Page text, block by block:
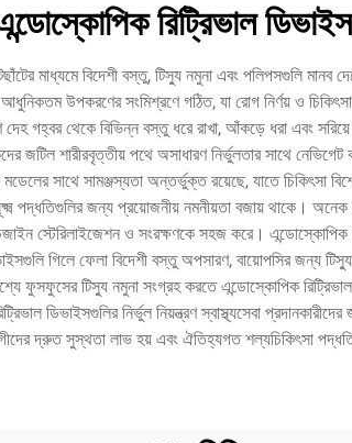
রিট্রিভাল ডিভাইস
মাধ্যমে বিদেশী বস্তু, টিস্যু নমুনা এবং পলিপসগুলি
উপকরণের সংমিশ্রণে গঠিত, যা রোগ নির্ণয় ও
দেহ গহ্বর থেকে বিভিন্ন বস্তু ধরে রাখা, আঁকড়ে ধরা এবং
জটিল শারীরবৃত্তীয় পথে অসাধারণ নির্ভুলতার সাথে
সাথে সামঞ্জস্যতা অন্তর্ভুক্ত রয়েছে, যাতে চিকিৎসা
পদ্ধতিগুলির জন্য প্রয়োজনীয় নমনীয়তা বজায় থাকে। অনেক
স্টেরিলাইজেশন ও সংরক্ষণকে সহজ করে।
গিলে ফেলা বিদেশী বস্তু অপসারণ, বায়োপসির
ফুসফুসের টিস্যু নমুনা সংগ্রহ করতে এন্ডোস্কোপিক
নির্ভুল নিয়ন্ত্রণ স্বাস্থ্যসেবা
দ্রুত সুস্থতা লাভ হয় এবং ঐতিহ্যগত শল্যচিকিৎসা